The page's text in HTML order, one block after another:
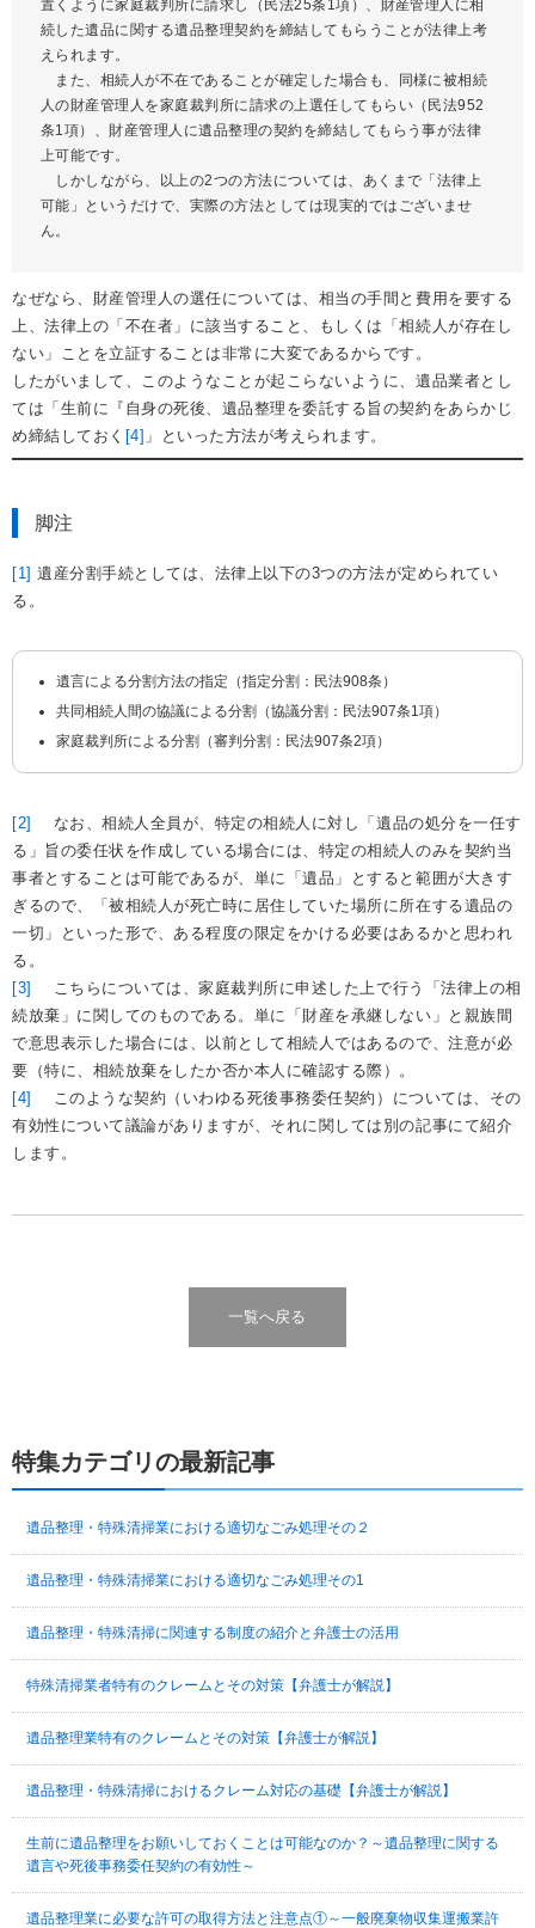
置くように家庭裁判所に請求し（民法25条1項）、財産管理人に相
続した遺品に関する遺品整理契約を締結してもらうことが法律上考
えられます。
また、相続人が不在であることが確定した場合も、同様に被相続
人の財産管理人を家庭裁判所に請求の上選任してもらい（民法952
条1項）、財産管理人に遺品整理の契約を締結してもらう事が法律
上可能です。
しかしながら、以上の2つの方法については、あくまで「法律上
可能」というだけで、実際の方法としては現実的ではございませ
ん。
なぜなら、財産管理人の選任については、相当の手間と費用を要する
上、法律上の「不在者」に該当すること、もしくは「相続人が存在し
ない」ことを立証することは非常に大変であるからです。
したがいまして、このようなことが起こらないように、遺品業者とし
ては「生前に『自身の死後、遺品整理を委託する旨の契約をあらかじ
め締結しておく [4] 」といった方法が考えられます。
脚注
[1] 遺産分割手続としては、法律上以下の3つの方法が定められてい
る。
遺言による分割方法の指定（指定分割：民法908条）
共同相続人間の協議による分割（協議分割：民法907条1項）
家庭裁判所による分割（審判分割：民法907条2項）
[2]
なお、相続人全員が、特定の相続人に対し「遺品の処分を一任す
る」旨の委任状を作成している場合には、特定の相続人のみを契約当
事者とすることは可能であるが、単に「遺品」とすると範囲が大きす
ぎるので、「被相続人が死亡時に居住していた場所に所在する遺品の
一切」といった形で、ある程度の限定をかける必要はあるかと思われ
る。
[3]
こちらについては、家庭裁判所に申述した上で行う「法律上の相
続放棄」に関してのものである。単に「財産を承継しない」と親族間
で意思表示した場合には、以前として相続人ではあるので、注意が必
要（特に、相続放棄をしたか否か本人に確認する際）。
[4]
このような契約（いわゆる死後事務委任契約）については、その
有効性について議論がありますが、それに関しては別の記事にて紹介
します。
一覧へ戻る
特集カテゴリの最新記事
遺品整理・特殊清掃業における適切なごみ処理その２
遺品整理・特殊清掃業における適切なごみ処理その1
遺品整理・特殊清掃に関連する制度の紹介と弁護士の活用
特殊清掃業者特有のクレームとその対策【弁護士が解説】
遺品整理業特有のクレームとその対策【弁護士が解説】
遺品整理・特殊清掃におけるクレーム対応の基礎【弁護士が解説】
生前に遺品整理をお願いしておくことは可能なのか？～遺品整理に関する
遺言や死後事務委任契約の有効性～
遺品整理業に必要な許可の取得方法と注意点①～一般廃棄物収集運搬業許